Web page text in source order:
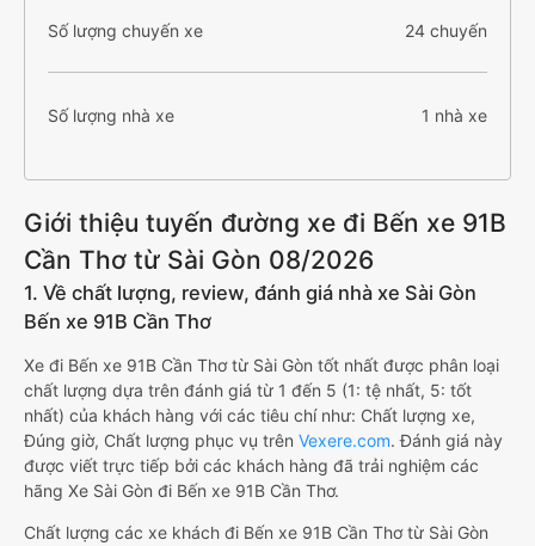
Số lượng chuyến xe 24 chuyến
Số lượng nhà xe 1 nhà xe
Giới thiệu tuyến đường xe đi Bến xe 91B
Cần Thơ từ Sài Gòn 08/2026
1. Về chất lượng, review, đánh giá nhà xe Sài Gòn
Bến xe 91B Cần Thơ
Xe đi Bến xe 91B Cần Thơ từ Sài Gòn tốt nhất được phân loại
chất lượng dựa trên đánh giá từ 1 đến 5 (1: tệ nhất, 5: tốt
nhất) của khách hàng với các tiêu chí như: Chất lượng xe,
Đúng giờ, Chất lượng phục vụ trên Vexere.com. Đánh giá này
được viết trực tiếp bởi các khách hàng đã trải nghiệm các
hãng Xe Sài Gòn đi Bến xe 91B Cần Thơ.
Chất lượng các xe khách đi Bến xe 91B Cần Thơ từ Sài Gòn